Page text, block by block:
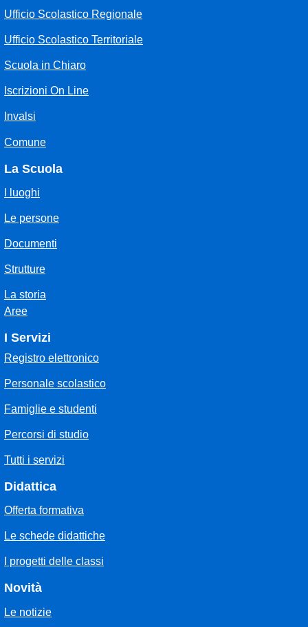
Ufficio Scolastico Regionale
Ufficio Scolastico Territoriale
Scuola in Chiaro
Iscrizioni On Line
Invalsi
Comune
La Scuola
I luoghi
Le persone
Documenti
Strutture
La storia
Aree
I Servizi
Registro elettronico
Personale scolastico
Famiglie e studenti
Percorsi di studio
Tutti i servizi
Didattica
Offerta formativa
Le schede didattiche
I progetti delle classi
Novità
Le notizie